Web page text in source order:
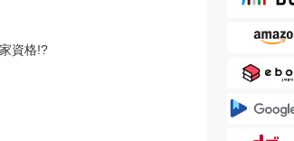
資格!?